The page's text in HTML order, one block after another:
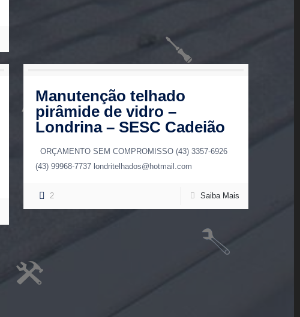
Manutenção telhado
pirâmide de vidro –
Londrina – SESC Cadeião
ORÇAMENTO SEM COMPROMISSO (43) 3357-6926
(43) 99968-7737 londritelhados@hotmail.com
2 Saiba Mais